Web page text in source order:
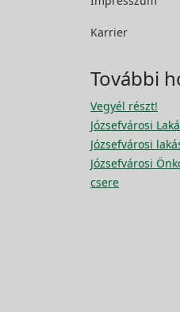
Karrier
További
Vegyél részt!
Józsefvárosi
Józsefvárosi
Józsefvárosi
csere